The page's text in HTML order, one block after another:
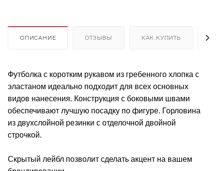
ОПИСАНИЕ ОТЗЫВЫ КАК КУПИТЬ
Футболка с коротким рукавом из гребенного хлопка с
эластаном идеально подходит для всех основных
видов нанесения. Конструкция с боковыми швами
обеспечивают лучшую посадку по фигуре. Горловина
из двухслойной резинки с отделочной двойной
строчкой.
Скрытый лейбл позволит сделать акцент на вашем